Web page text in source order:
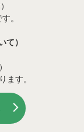
。
て）
ます。